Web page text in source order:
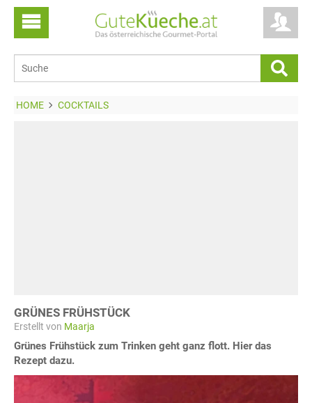
HOME COCKTAILS
GRÜNES FRÜHSTÜCK
Erstellt von Maarja
Grünes Frühstück zum Trinken geht ganz flott. Hier das
Rezept dazu.